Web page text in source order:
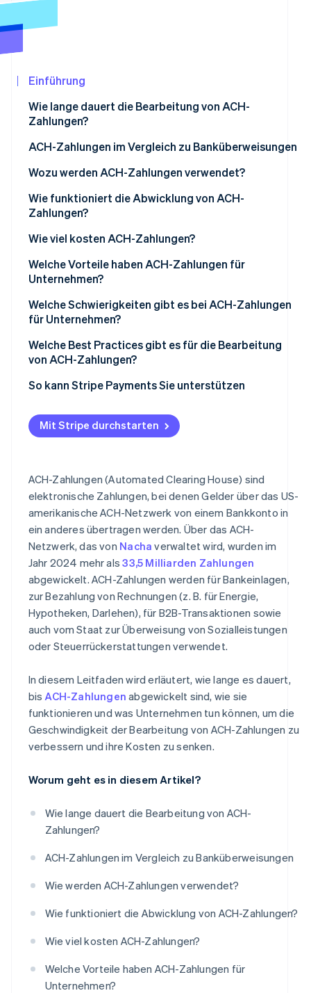
Betrugsprävention
Atlas
Stripe-Sessions 2026
Erfahren Sie, wie Stripe Lösungen für die
Jetzt ansehen
Einführung
Wie lange dauert die Bearbeitung von ACH-
Zahlungen?
ACH-Zahlungen im Vergleich zu Banküberweisungen
Geschwindigkeit
Kosten
Sicherheit
Wiederkehrende Zahlungen
Wozu werden ACH-Zahlungen verwendet?
Wie funktioniert die Abwicklung von ACH-
Zahlungen?
Wie viel kosten ACH-Zahlungen?
Welche Vorteile haben ACH-Zahlungen für
Unternehmen?
Welche Schwierigkeiten gibt es bei ACH-Zahlungen
für Unternehmen?
Welche Best Practices gibt es für die Bearbeitung
von ACH-Zahlungen?
Due Diligence und Authentifizierung
Batching-Zeitpläne
Datensicherheit und Datenschutz
Kundenschulung und -support
Strategische Partnerschaften
So kann Stripe Payments Sie unterstützen
Mit Stripe durchstarten
ACH-Zahlungen (Automated Clearing House) sind
elektronische Zahlungen, bei denen Gelder über das US-
amerikanische ACH-Netzwerk von einem Bankkonto in
ein anderes übertragen werden. Über das ACH-
Netzwerk, das von Nacha verwaltet wird, wurden im
Jahr 2024 mehr als33,5 Milliarden Zahlungen
abgewickelt. ACH-Zahlungen werden für Bankeinlagen,
zur Bezahlung von Rechnungen (z. B. für Energie,
Hypotheken, Darlehen), für B2B-Transaktionen sowie
auch vom Staat zur Überweisung von Sozialleistungen
oder Steuerrückerstattungen verwendet.
In diesem Leitfaden wird erläutert, wie lange es dauert,
bis ACH-Zahlungen abgewickelt sind, wie sie
funktionieren und was Unternehmen tun können, um die
Geschwindigkeit der Bearbeitung von ACH-Zahlungen zu
verbessern und ihre Kosten zu senken.
Worum geht es in diesem Artikel?
Wie lange dauert die Bearbeitung von ACH-
Zahlungen?
ACH-Zahlungen im Vergleich zu Banküberweisungen
Wie werden ACH-Zahlungen verwendet?
Wie funktioniert die Abwicklung von ACH-Zahlungen?
Wie viel kosten ACH-Zahlungen?
Welche Vorteile haben ACH-Zahlungen für
Unternehmen?